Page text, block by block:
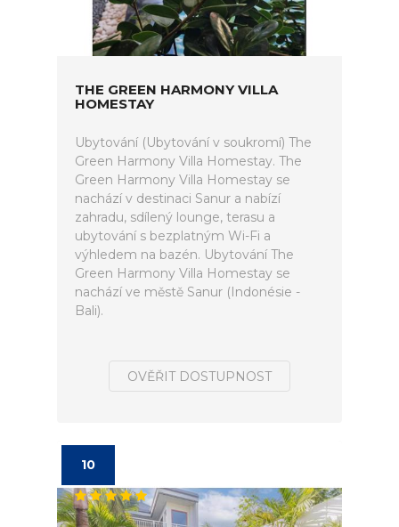
THE GREEN HARMONY VILLA
HOMESTAY
Ubytování (Ubytování v soukromí) The
Green Harmony Villa Homestay. The
Green Harmony Villa Homestay se
nachází v destinaci Sanur a nabízí
zahradu, sdílený lounge, terasu a
ubytování s bezplatným Wi-Fi a
výhledem na bazén. Ubytování The
Green Harmony Villa Homestay se
nachází ve městě Sanur (Indonésie -
Bali).
OVĚŘIT DOSTUPNOST
10